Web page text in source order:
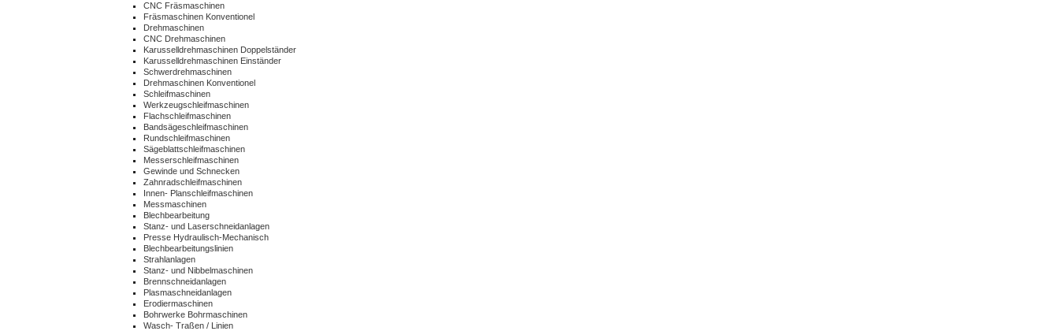
CNC Fräsmaschinen
Fräsmaschinen Konventionel
Drehmaschinen
CNC Drehmaschinen
Karusselldrehmaschinen Doppelständer
Karusselldrehmaschinen Einständer
Schwerdrehmaschinen
Drehmaschinen Konventionel
Schleifmaschinen
Werkzeugschleifmaschinen
Flachschleifmaschinen
Bandsägeschleifmaschinen
Rundschleifmaschinen
Sägeblattschleifmaschinen
Messerschleifmaschinen
Gewinde und Schnecken
Zahnradschleifmaschinen
Innen- Planschleifmaschinen
Messmaschinen
Blechbearbeitung
Stanz- und Laserschneidanlagen
Presse Hydraulisch-Mechanisch
Blechbearbeitungslinien
Strahlanlagen
Stanz- und Nibbelmaschinen
Brennschneidanlagen
Plasmaschneidanlagen
Erodiermaschinen
Bohrwerke Bohrmaschinen
Wasch- Traßen / Linien